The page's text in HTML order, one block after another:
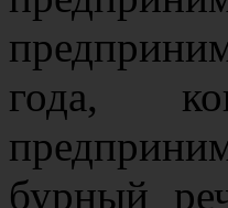
года,
бурный